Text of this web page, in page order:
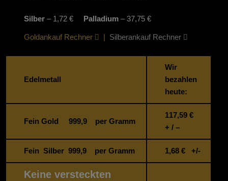
Silber – 1,72 € Palladium – 37,75 €
Goldankauf Rechner | Silberankauf Rechner
Edelmetall
Wir
bezahlen
heute:
Fein Gold 999,9 per Gramm
117,59 €
+ / –
Fein Silber 999,9 per Gramm 1,68 € +/-
Keine versteckten